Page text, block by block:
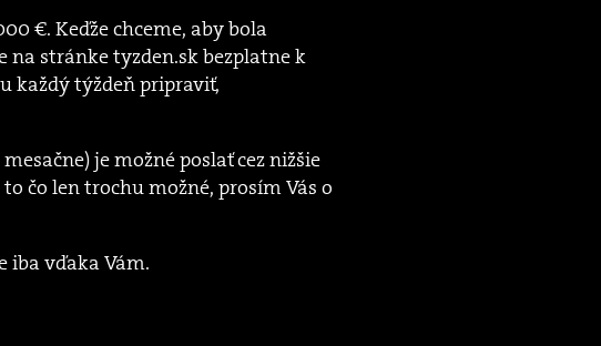
€. Keďže chceme, aby bola
na stránke tyzden.sk bezplatne k
každý týždeň pripraviť,
je možné poslať cez nižšie
čo len trochu možné, prosím Vás o
iba vďaka Vám.